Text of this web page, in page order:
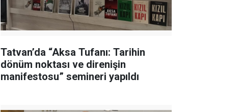
Tatvan’da “Aksa Tufanı: Tarihin
dönüm noktası ve direnişin
manifestosu” semineri yapıldı